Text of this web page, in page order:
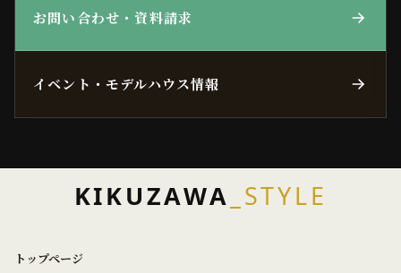
お問い合わせ・資料請求
イベント・モデルハウス情報
KIKUZAWA _STYLE
トップページ